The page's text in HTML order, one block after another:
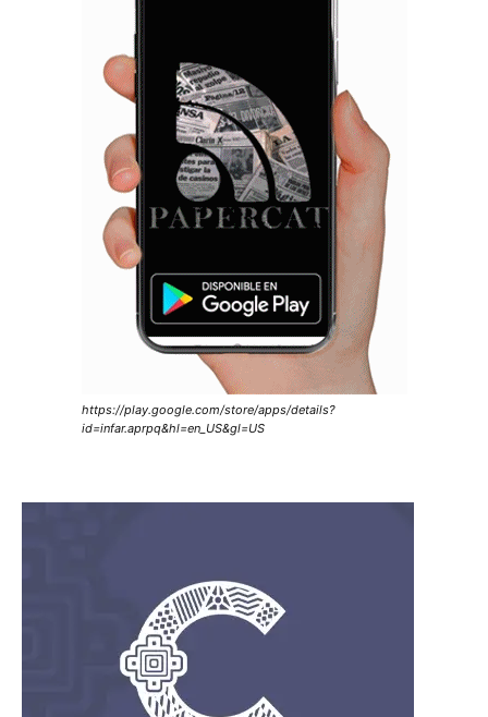
https://play.google.com/store/apps/details?
id=infar.aprpq&hl=en_US&gl=US